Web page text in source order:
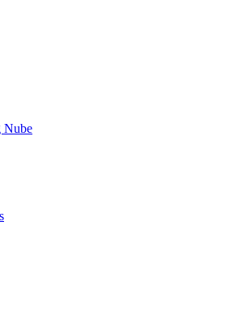
Nube